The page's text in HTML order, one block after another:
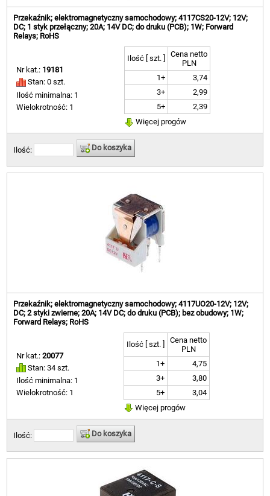
Przekaźnik; elektromagnetyczny samochodowy; 4117CS20-12V; 12V;
DC; 1 styk przełączny; 20A; 14V DC; do druku (PCB); 1W; Forward
Relays; RoHS
Nr kat.: 19181
Stan: 0 szt.
Ilość minimalna: 1
Wielokrotność: 1
Ilość [ szt. ]
Cena netto
PLN
1+
3,74
3+
2,99
5+
2,39
Więcej progów
Ilość: Do koszyka
Przekaźnik; elektromagnetyczny samochodowy; 4117UO20-12V; 12V;
DC; 2 styki zwierne; 20A; 14V DC; do druku (PCB); bez obudowy; 1W;
Forward Relays; RoHS
Nr kat.:20077
Stan: 34 szt.
Ilość minimalna: 1
Wielokrotność: 1
Ilość [ szt. ]
Cena netto
PLN
1+
4,75
3+
3,80
5+
3,04
Więcej progów
Ilość: Do koszyka